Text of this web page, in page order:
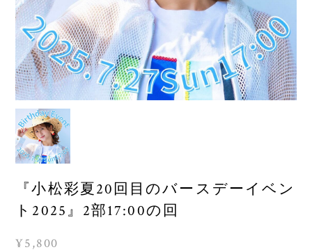
『小松彩夏20回目のバースデーイベン
ト2025』2部17:00の回
¥5,800